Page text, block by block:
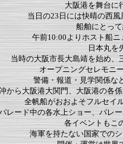
大阪港を舞台に
当日の23日には快晴の西
船舶にとっ
午前10:00よりホスト船
日本丸を
当時の大阪市長大島靖を始め
オープニングセレモニ
警備・報道・見学関係な
から大阪港大関門、大阪港の各
全帆船がおおよそフルセイ
レード中の各水上ショー、パレ
各イベントもこ
海軍を持たない国家での